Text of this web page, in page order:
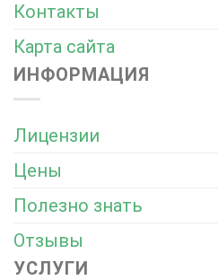
Контакты
Карта сайта
ИНФОРМАЦИЯ
Лицензии
Цены
Полезно знать
Отзывы
УСЛУГИ